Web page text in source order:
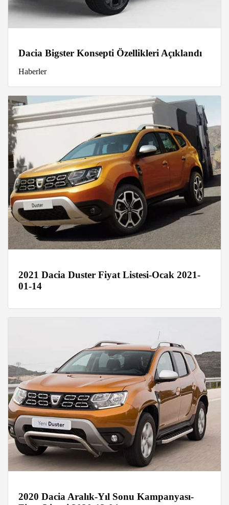
Dacia Bigster Konsepti Özellikleri Açıklandı
Haberler
2021 Dacia Duster Fiyat Listesi-Ocak 2021-
01-14
2020 Dacia Aralık-Yıl Sonu Kampanyası-